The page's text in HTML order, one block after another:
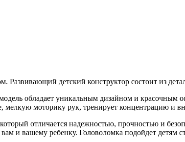
Развивающий детский конструктор состоит из
обладает уникальным дизайном и красочным
мелкую моторику рук, тренирует концентрацию и
отличается надежностью, прочностью и
и вашему ребенку. Головоломка подойдет детям